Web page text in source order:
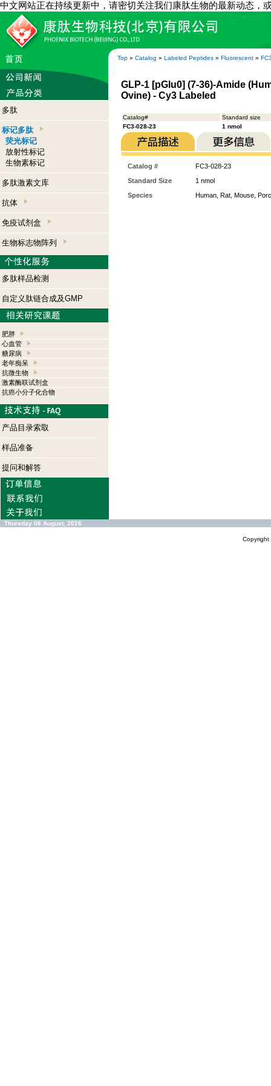
中文网站正在持续更新中，请密切关注我们康肽生物的最新动态，
Top » Catalog » Labeled Peptides » Fluorescent »
多肽
标记多肽
荧光标记
放射性标记
生物素标记
多肽激素文库
抗体
免疫试剂盒
生物标志物阵列
多肽样品检测
自定义肽链合成及GMP
肥胖
心血管
糖尿病
老年痴呆
抗微生物
激素酶联试剂盒
抗癌小分子化合物
产品目录索取
样品准备
提问和解答
GLP-1 [pGlu0] (7-36)-Amide
Ovine) - Cy3 Labeled
Catalog#
Standard size
FC3-028-23
1 nmol
Catalog #
FC3-028-23
Standard Size
1 nmol
Species
Human, Rat, Mouse,
Thursday 06 August, 2026